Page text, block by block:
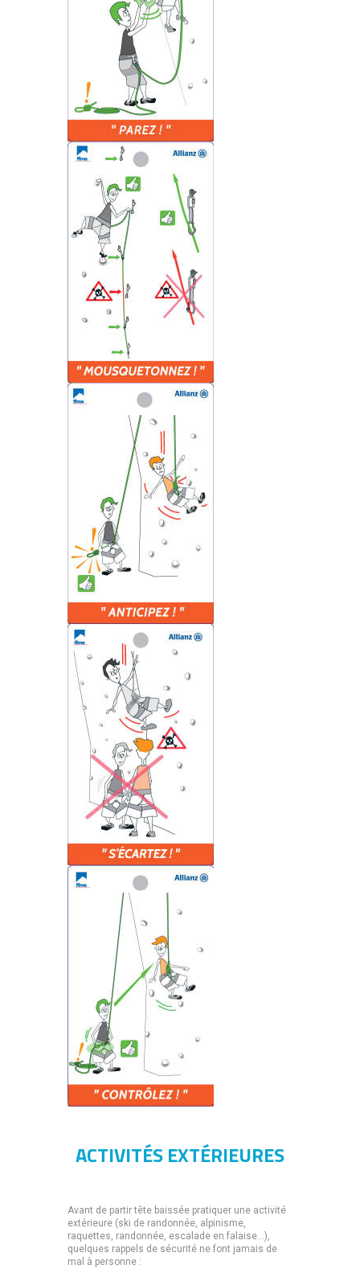
ACTIVITÉS EXTÉRIEURES
Avant de partir tête baissée pratiquer une activité
extérieure (ski de randonnée, alpinisme,
raquettes, randonnée, escalade en falaise…),
quelques rappels de sécurité ne font jamais de
mal à personne :